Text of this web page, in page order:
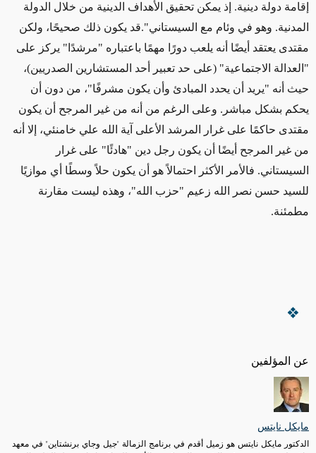
عن المؤلفين
مايكل نايتس
الدكتور مايكل نايتس هو زميل أقدم في برنامج الزمالة "جيل وجاي برنشتاين" في معهد
إقامة دولة دينية. إذ يمكن تحقيق الأهداف الدينية من خلال الدولة
المدنية. وهو في وئام مع السيستاني".قد يكون ذلك صحيحًا، ولكن
مقتدى يعتقد أيضًا أنه يلعب دورًا مهمًا باعتباره "مرشدًا" يركز على
"العدالة الاجتماعية" (على حد تعبير أحد المستشارين الصدريين)،
حيث أنه "يريد أن يحدد المبادئ وأن يكون مشرفًا"، من دون أن
يحكم بشكل مباشر. وعلى الرغم من أنه من غير المرجح أن يكون
مقتدى حاكمًا على غرار المرشد الأعلى آية الله علي خامنئي، إلا أنه
من غير المرجح أيضًا أن يكون رجل دين "هادئًا" على غرار
السيستاني. فالأمر الأكثر احتمالاً هو أن يكون حلاً وسطًا أي موازيًا
للسيد حسن نصر الله زعيم "حزب الله"، وهذه ليست مقارنة
مطمئنة.